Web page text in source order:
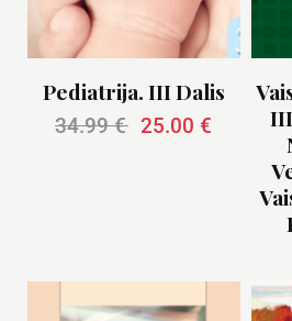
Pediatrija. III Dalis
34.99€ 25.00 €